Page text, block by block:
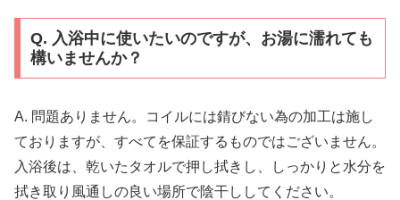
Q. 入浴中に使いたいのですが、お湯に濡れても
構いませんか？
A. 問題ありません。コイルには錆びない為の加工は施し
ておりますが、すべてを保証するものではございません。
入浴後は、乾いたタオルで押し拭きし、しっかりと水分を
拭き取り風通しの良い場所で陰干ししてください。